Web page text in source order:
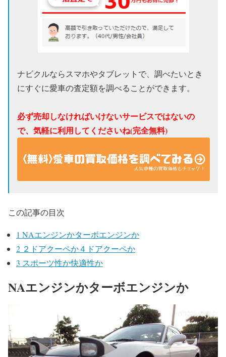
ナビクルならスマホやタブレットで、調べたいとき
にすぐに愛車の査定額を調べることができます。
必ず売却しなければいけないサービスではないの
で、気軽に利用してくださいね(完全無料)
この記事の目次
1 NAエンジンかターボエンジンか
2 ２ドアクーペか４ドアクーペか
3 スポーツ性か快適性か
NAエンジンかターボエンジンか